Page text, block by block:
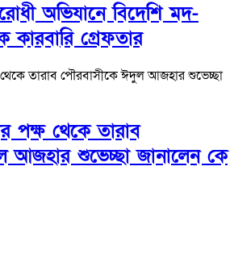
অভিযানে বিদেশি মদ-
গ্রেফতার
পক্ষ থেকে তারাব
আজহার শুভেচ্ছা জানালেন কে